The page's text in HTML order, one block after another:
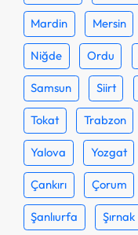
Mardin Mersin
Niğde Ordu
Samsun Siirt
Tokat Trabzon
Yalova Yozgat
Çankırı Çorum
Şanlıurfa Şırnak